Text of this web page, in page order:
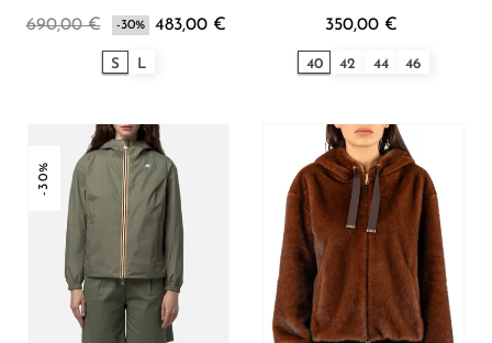
690,00 € -30% 483,00 €
S L
350,00 €
40 42 44 46
-30%